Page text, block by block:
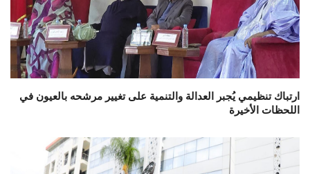
ارتباك تنظيمي يُجبر العدالة والتنمية على تغيير مرشحه بالعيون في
اللحظات الأخيرة